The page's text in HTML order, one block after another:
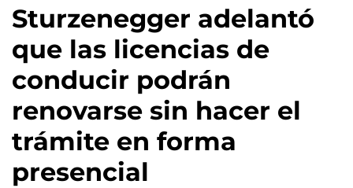
Sturzenegger adelantó
que las licencias de
conducir podrán
renovarse sin hacer el
trámite en forma
presencial